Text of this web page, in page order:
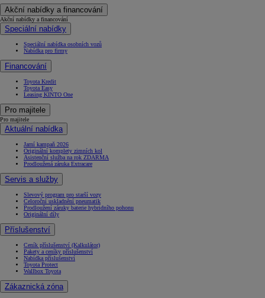
Akční nabídky a financování
Akční nabídky a financování
Speciální nabídky
Speciální nabídka osobních vozů
Nabídka pro firmy
Financování
Toyota Kredit
Toyota Easy
Leasing KINTO One
Pro majitele
Pro majitele
Aktuální nabídka
Jarní kampaň 2026
Originální komplety zimních kol
Asistenční služba na rok ZDARMA
Prodloužená záruka Extracare
Servis a služby
Slevový program pro starší vozy
Celoroční uskladnění pneumatik
Prodloužení záruky baterie hybridního pohonu
Originální díly
Příslušenství
Ceník příslušenství (Kalkulátor)
Pakety a ceníky příslušenství
Nabídka příslušenství
Toyota Protect
Wallbox Toyota
Zákaznická zóna